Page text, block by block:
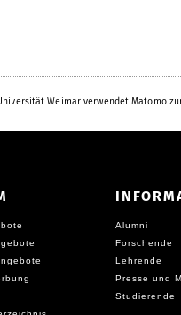
Weimar verwendet Matomo
Alumni
Forschende
Lehrende
Presse und
Studierende